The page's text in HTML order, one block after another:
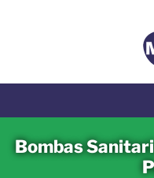
Bombas